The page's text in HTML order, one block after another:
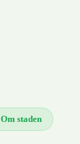
Om staden